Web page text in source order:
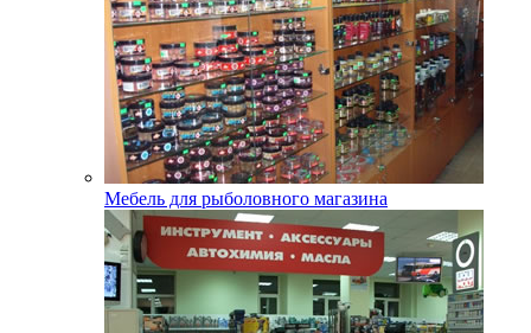
Мебель для рыболовного магазина